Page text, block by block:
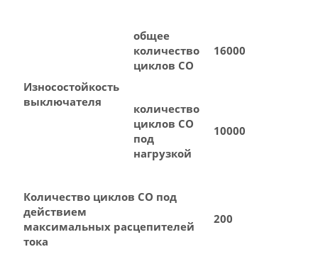
Износостойкость
выключателя
общее
количество
циклов СО
16000
количество
циклов СО
под
нагрузкой
10000
Количество циклов СО под
действием
максимальных расцепителей
тока
200